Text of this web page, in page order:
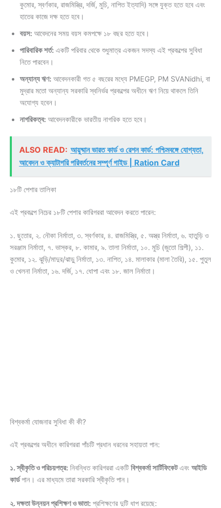
কুমোর, স্বর্ণকার, রাজমিস্ত্রি, দর্জি, মুচি, নাপিত ইত্যাদি) সঙ্গে যুক্ত হতে হবে এবং
হাতের কাজে দক্ষ হতে হবে।
বয়স: আবেদনের সময় বয়স কমপক্ষে ১৮ বছর হতে হবে।
পারিবারিক শর্ত: একটি পরিবার থেকে শুধুমাত্র একজন সদস্য এই প্রকল্পের সুবিধা
নিতে পারবেন।
অন্যান্য ঋণ: আবেদনকারী গত ৫ বছরের মধ্যে PMEGP, PM SVANidhi, বা
মুদ্রার মতো অন্যান্য সরকারি স্বনির্ভর প্রকল্পের অধীনে ঋণ নিয়ে থাকলে তিনি
অযোগ্য হবেন।
নাগরিকত্ব: আবেদনকারীকে ভারতীয় নাগরিক হতে হবে।
ALSO READ: আয়ুষ্মান ভারত কার্ড ও রেশন কার্ড: পশ্চিমবঙ্গে যোগ্যতা,
আবেদন ও ক্যাটাগরি পরিবর্তনের সম্পূর্ণ গাইড | Ration Card
১৮টি পেশার তালিকা
এই প্রকল্পে নিচের ১৮টি পেশার কারিগররা আবেদন করতে পারেন:
১. ছুতোর, ২. নৌকা নির্মাতা, ৩. স্বর্ণকার, ৪. রাজমিস্ত্রি, ৫. অস্ত্র নির্মাতা, ৬. হাতুড়ি ও
সরঞ্জাম নির্মাতা, ৭. ভাস্কর, ৮. কামার, ৯. তালা নির্মাতা, ১০. মুচি (জুতো শিল্পী), ১১.
কুমোর, ১২. ঝুড়ি/মাদুর/ঝাড়ু নির্মাতা, ১৩. নাপিত, ১৪. মালাকার (মালা তৈরি), ১৫. পুতুল
ও খেলনা নির্মাতা, ১৬. দর্জি, ১৭. ধোপা এবং ১৮. জাল নির্মাতা।
বিশ্বকর্মা যোজনার সুবিধা কী কী?
এই প্রকল্পের অধীনে কারিগররা পাঁচটি প্রধান ধরনের সহায়তা পান:
১. স্বীকৃতি ও পরিচয়পত্র: নিবন্ধিত কারিগররা একটি বিশ্বকর্মা সার্টিফিকেটএবং আইডি
কার্ডপান। এর মাধ্যমে তারা সরকারি স্বীকৃতি পান।
২. দক্ষতা উন্নয়ন প্রশিক্ষণ ও ভাতা: প্রশিক্ষণের দুটি ধাপ রয়েছে: